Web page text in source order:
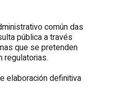
común das
pública a través
que se pretenden
regulatorias.
elaboración definitiva